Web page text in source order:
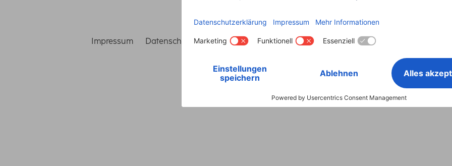
Land wählen
Impressum Datenschutz Garantiebestimmungen Konformitätserklärungen